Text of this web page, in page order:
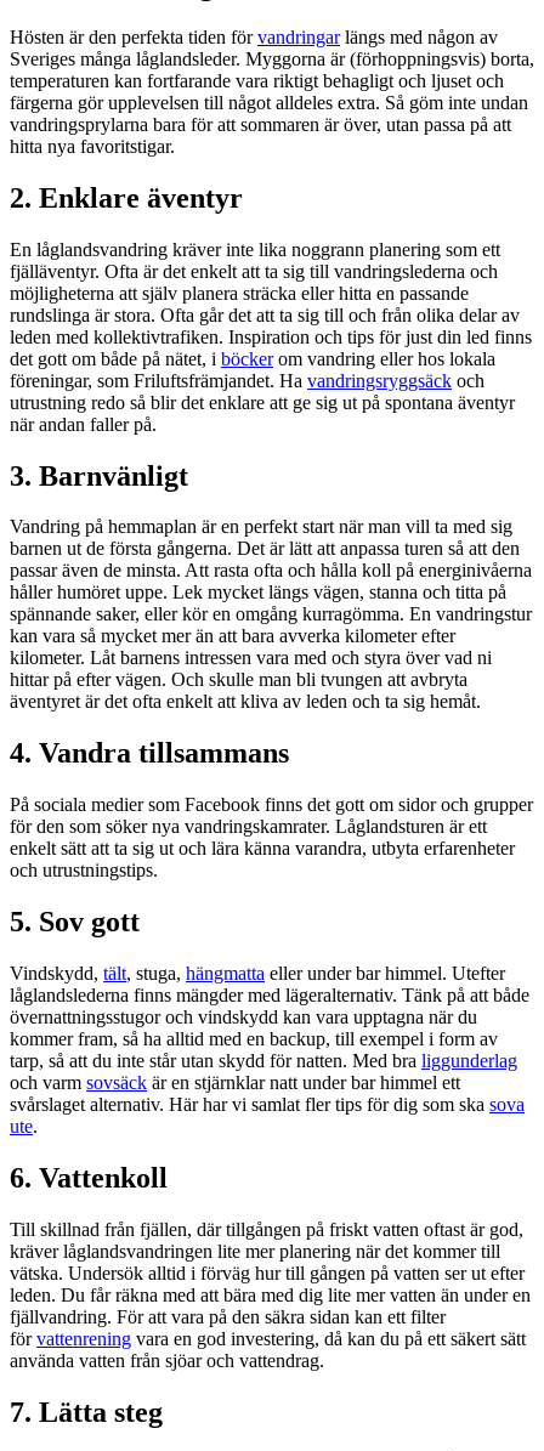
Hösten är den perfekta tiden förvandringarlängs med någon av
Sveriges många låglandsleder. Myggorna är (förhoppningsvis) borta,
temperaturen kan fortfarande vara riktigt behagligt och ljuset och
färgerna gör upplevelsen till något alldeles extra. Så göm inte undan
vandringsprylarna bara för att sommaren är över, utan passa på att
hitta nya favoritstigar.
2. Enklare äventyr
En låglandsvandring kräver inte lika noggrann planering som ett
fjälläventyr. Ofta är det enkelt att ta sig till vandringslederna och
möjligheterna att själv planera sträcka eller hitta en passande
rundslinga är stora. Ofta går det att ta sig till och från olika delar av
leden med kollektivtrafiken. Inspiration och tips för just din led finns
det gott om både på nätet, i böckerom vandring eller hos lokala
föreningar, som Friluftsfrämjandet. Ha vandringsryggsäck och
utrustning redo så blir det enklare att ge sig ut på spontana äventyr
när andan faller på.
3. Barnvänligt
Vandring på hemmaplan är en perfekt start när man vill ta med sig
barnen ut de första gångerna. Det är lätt att anpassa turen så att den
passar även de minsta. Att rasta ofta och hålla koll på energinivåerna
håller humöret uppe. Lek mycket längs vägen, stanna och titta på
spännande saker, eller kör en omgång kurragömma. En vandringstur
kan vara så mycket mer än att bara avverka kilometer efter
kilometer. Låt barnens intressen vara med och styra över vad ni
hittar på efter vägen. Och skulle man bli tvungen att avbryta
äventyret är det ofta enkelt att kliva av leden och ta sig hemåt.
4. Vandra tillsammans
På sociala medier som Facebook finns det gott om sidor och grupper
för den som söker nya vandringskamrater. Låglandsturen är ett
enkelt sätt att ta sig ut och lära känna varandra, utbyta erfarenheter
och utrustningstips.
5. Sov gott
Vindskydd, tält, stuga, hängmatta eller under bar himmel. Utefter
låglandslederna finns mängder med lägeralternativ. Tänk på att både
övernattningsstugor och vindskydd kan vara upptagna när du
kommer fram, så ha alltid med en backup, till exempel i form av
tarp, så att du inte står utan skydd för natten. Med bra liggunderlag
och varm sovsäck är en stjärnklar natt under bar himmel ett
svårslaget alternativ. Här har vi samlat fler tips för dig som ska sova
ute.
6. Vattenkoll
Till skillnad från fjällen, där tillgången på friskt vatten oftast är god,
kräver låglandsvandringen lite mer planering när det kommer till
vätska. Undersök alltid i förväg hur till gången på vatten ser ut efter
leden. Du får räkna med att bära med dig lite mer vatten än under en
fjällvandring. För att vara på den säkra sidan kan ett filter
förvattenrening vara en god investering, då kan du på ett säkert sätt
använda vatten från sjöar och vattendrag.
7. Lätta steg